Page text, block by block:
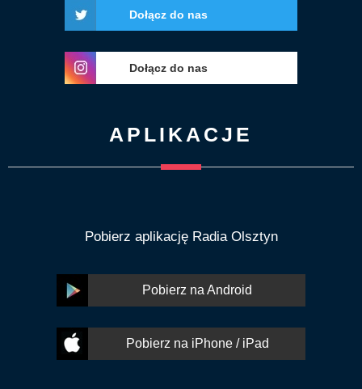
Dołącz do nas
Dołącz do nas
APLIKACJE
Pobierz aplikację Radia Olsztyn
Pobierz na Android
Pobierz na iPhone / iPad